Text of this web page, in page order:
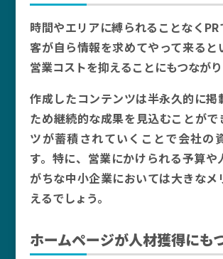
時間やエリアに縛られることなく
客が自ら情報を求めてやって来ると
営業コストを抑えることにもつながり
作成したコンテンツは半永久的に掲
ため継続的な成果を見込むことがで
ツが蓄積されていくことで会社の
す。特に、営業にかけられる予算や
がちな中小企業においては大きなメ
えるでしょう。
ホームページが人材獲得にも